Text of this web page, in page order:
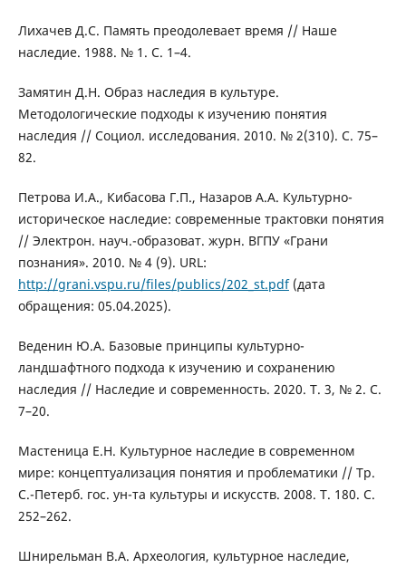
Лихачев Д.С. Память преодолевает время // Наше
наследие. 1988. № 1. С. 1–4.
Замятин Д.Н. Образ наследия в культуре.
Методологические подходы к изучению понятия
наследия // Социол. исследования. 2010. № 2(310). С. 75–
82.
Петрова И.А., Кибасова Г.П., Назаров А.А. Культурно-
историческое наследие: современные трактовки понятия
// Электрон. науч.-образоват. журн. ВГПУ «Грани
познания». 2010. № 4 (9). URL:
http://grani.vspu.ru/files/publics/202_st.pdf(дата
обращения: 05.04.2025).
Веденин Ю.А. Базовые принципы культурно-
ландшафтного подхода к изучению и сохранению
наследия // Наследие и современность. 2020. Т. 3, № 2. С.
7–20.
Мастеница Е.Н. Культурное наследие в современном
мире: концептуализация понятия и проблематики // Тр.
С.-Петерб. гос. ун-та культуры и искусств. 2008. Т. 180. С.
252–262.
Шнирельман В.А. Археология, культурное наследие,